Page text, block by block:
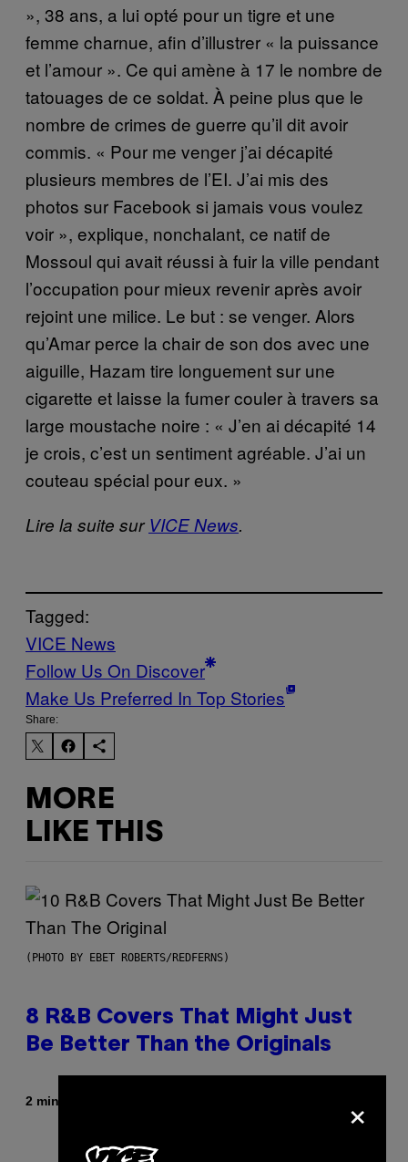
», 38 ans, a lui opté pour un tigre et une
femme charnue, afin d’illustrer « la puissance
et l’amour ». Ce qui amène à 17 le nombre de
tatouages de ce soldat. À peine plus que le
nombre de crimes de guerre qu’il dit avoir
commis. « Pour me venger j’ai décapité
plusieurs membres de l’EI. J’ai mis des
photos sur Facebook si jamais vous voulez
voir », explique, nonchalant, ce natif de
Mossoul qui avait réussi à fuir la ville pendant
l’occupation pour mieux revenir après avoir
rejoint une milice. Le but : se venger. Alors
qu’Amar perce la chair de son dos avec une
aiguille, Hazam tire longuement sur une
cigarette et laisse la fumer couler à travers sa
large moustache noire : « J’en ai décapité 14
je crois, c’est un sentiment agréable. J’ai un
couteau spécial pour eux. »
Lire la suite surVICE News.
Tagged:
VICE News
Follow Us On Discover
Make Us Preferred In Top Stories
Share:
MORE
LIKE THIS
(PHOTO BY EBET ROBERTS/REDFERNS)
8 R&B Covers That Might Just
Be Better Than the Originals
2 minutes ago ×